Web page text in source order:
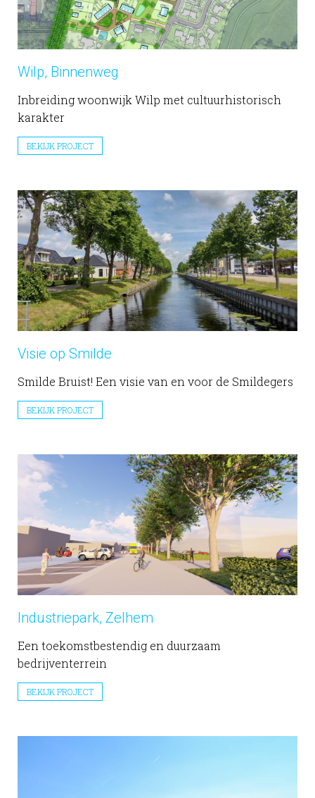
Wilp, Binnenweg
Inbreiding woonwijk Wilp met cultuurhistorisch
karakter
BEKIJK PROJECT
Visie op Smilde
Smilde Bruist! Een visie van en voor de Smildegers
BEKIJK PROJECT
Industriepark, Zelhem
Een toekomstbestendig en duurzaam
bedrijventerrein
BEKIJK PROJECT